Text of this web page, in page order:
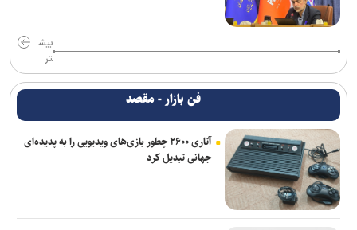
بیش
تر
فن بازار - مقصد
آتاری ۲۶۰۰ چطور بازی‌های ویدیویی را به پدیده‌ای
جهانی تبدیل کرد